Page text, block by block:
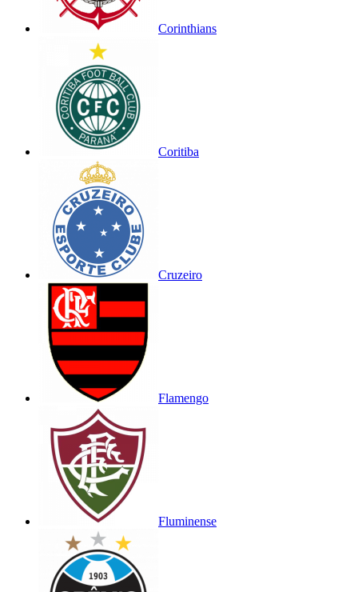
Corinthians
Coritiba
Cruzeiro
Flamengo
Fluminense